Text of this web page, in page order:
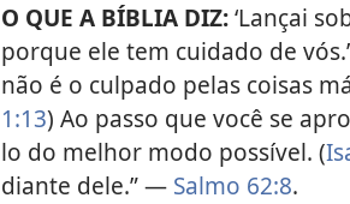
O QUE A BÍBLIA DIZ:‘Lançai
porque ele tem cuidado de
não é o culpado pelas coisas
1:13) Ao passo que você se
lo do melhor modo possível. (
diante dele.” — Salmo 62:8.